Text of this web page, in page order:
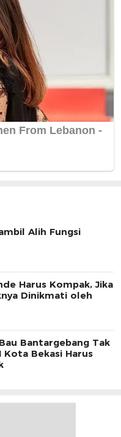
Alih Fungsi
Harus Kompak, Jika
Dinikmati oleh
Bantargebang Tak
Bekasi Harus